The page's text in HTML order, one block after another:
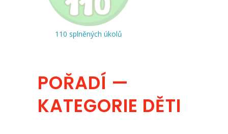
110 splněných úkolů
POŘADÍ —
KATEGORIE DĚTI